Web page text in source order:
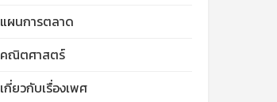
แผนการตลาด
คณิตศาสตร์
เกี่ยวกับเรื่องเพศ